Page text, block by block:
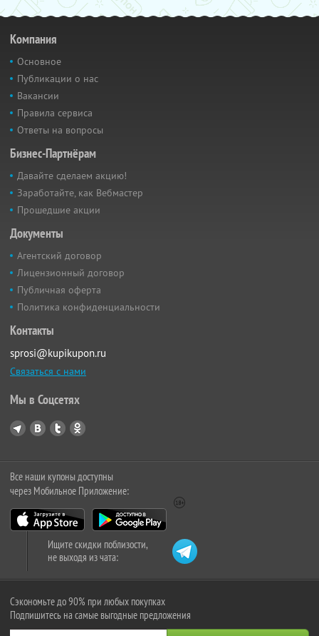
Компания
Основное
Публикации о нас
Вакансии
Правила сервиса
Ответы на вопросы
Бизнес-Партнёрам
Давайте сделаем акцию!
Заработайте, как Вебмастер
Прошедшие акции
Документы
Агентский договор
Лицензионный договор
Публичная оферта
Политика конфиденциальности
Контакты
sprosi@kupikupon.ru
Связаться с нами
Мы в Соцсетях
Все наши купоны доступны
через Мобильное Приложение:
Ищите скидки поблизости,
не выходя из чата:
Сэкономьте до 90% при любых покупках
Подпишитесь на самые выгодные предложения